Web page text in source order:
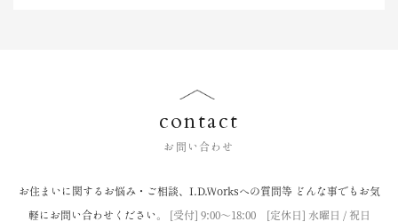
contact
お問い合わせ
お住まいに関するお悩み・ご相談、I.D.Worksへの質問等 どんな事でもお気
軽にお問い合わせください。 [受付] 9:00〜18:00 [定休日] 水曜日 / 祝日